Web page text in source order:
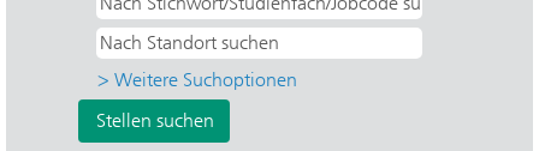
> Weitere Suchoptionen